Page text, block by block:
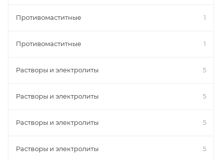
Противомаститные 1
Противомаститные 1
Растворы и электролиты 5
Растворы и электролиты 5
Растворы и электролиты 5
Растворы и электролиты 5